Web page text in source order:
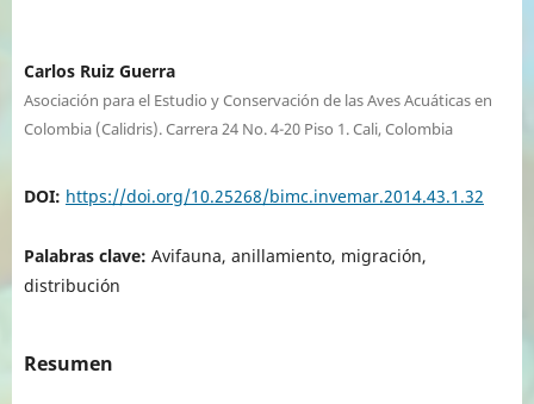
Carlos Ruiz Guerra
Asociación para el Estudio y Conservación de las Aves Acuáticas en
Colombia (Calidris). Carrera 24 No. 4-20 Piso 1. Cali, Colombia
DOI: https://doi.org/10.25268/bimc.invemar.2014.43.1.32
Palabras clave: Avifauna, anillamiento, migración,
distribución
Resumen